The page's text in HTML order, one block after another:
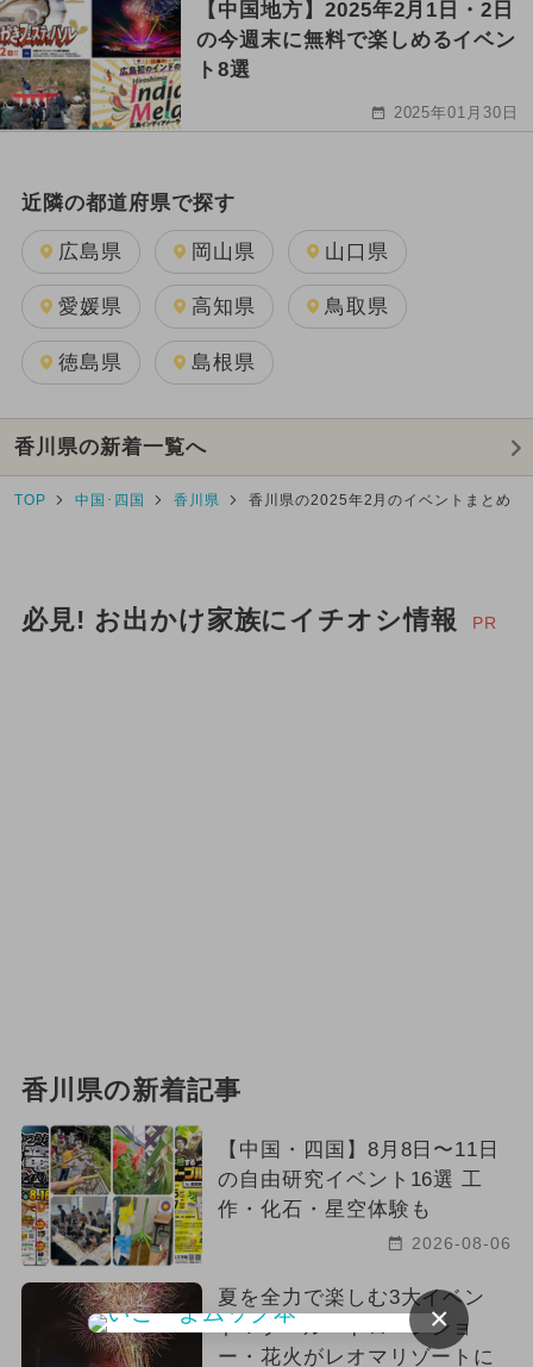
【中国地方】2025年2月1日・2日
の今週末に無料で楽しめるイベン
ト8選
2025年01月30日
近隣の都道府県で探す
広島県 岡山県 山口県
愛媛県 高知県 鳥取県
徳島県 島根県
香川県の新着一覧へ
TOP 中国･四国 香川県 香川県の2025年2月のイベントまとめ
必見! お出かけ家族にイチオシ情報 PR
香川県の新着記事
【中国・四国】8月8日〜11日
の自由研究イベント16選 工
作・化石・星空体験も
2026-08-06
夏を全力で楽しむ3大イベン
ト！プール・ドローンショ
ー・花火がレオマリゾートに
×